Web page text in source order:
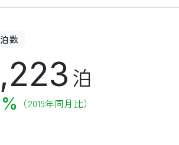
数
泊
（2019年同月比）